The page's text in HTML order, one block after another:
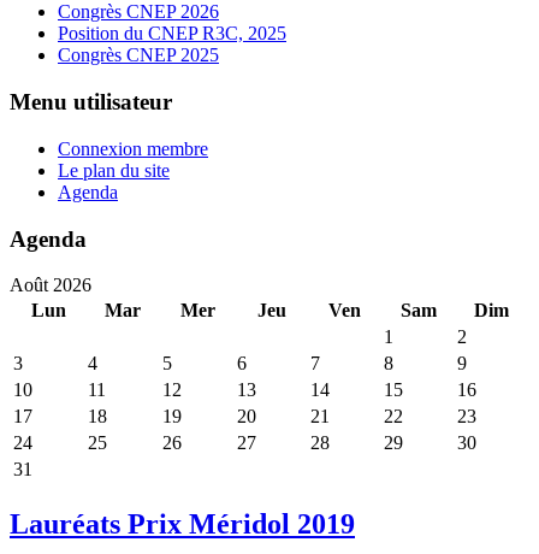
Congrès CNEP 2026
Position du CNEP R3C, 2025
Congrès CNEP 2025
Menu utilisateur
Connexion membre
Le plan du site
Agenda
Agenda
Août 2026
Lun
Mar Mer Jeu Ven Sam
Dim
1
2
3
4 5 6 7 8
9
10
11 12 13 14 15
16
17
18 19 20 21 22
23
24
25 26 27 28 29
30
31
Lauréats Prix Méridol 2019